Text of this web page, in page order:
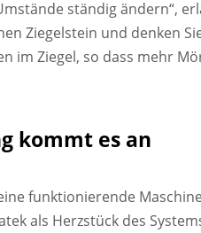
ständig ändern“,
Ziegelstein und denken
im Ziegel, so dass mehr
kommt es an
funktionierende
als Herzstück des